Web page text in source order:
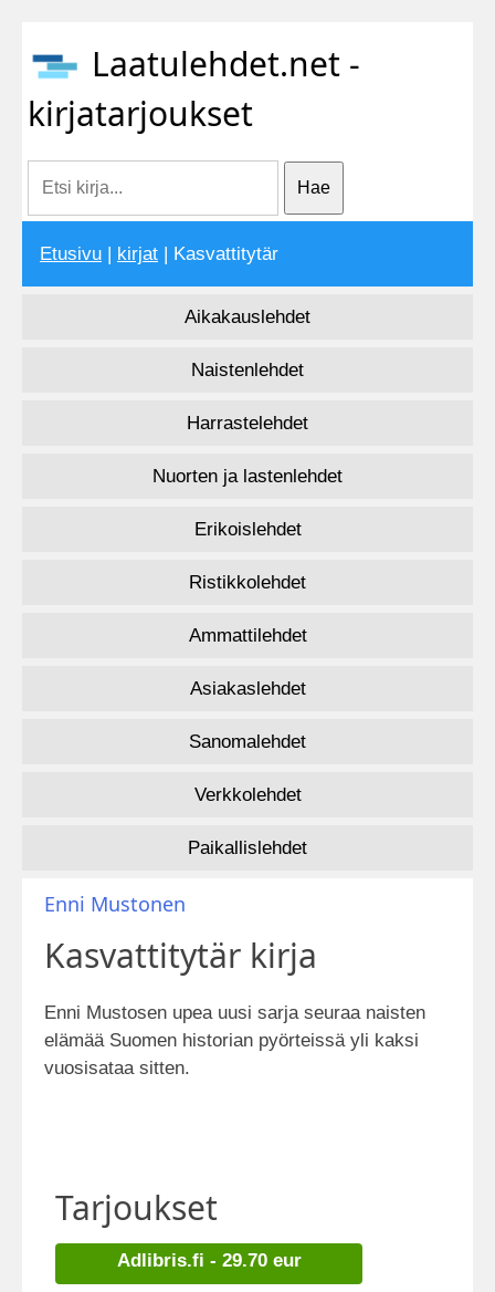
Laatulehdet.net -
kirjatarjoukset
Etusivu kirjat | Kasvattitytär
Aikakauslehdet
Naistenlehdet
Harrastelehdet
Nuorten ja lastenlehdet
Erikoislehdet
Ristikkolehdet
Ammattilehdet
Asiakaslehdet
Sanomalehdet
Verkkolehdet
Paikallislehdet
Enni Mustonen
Kasvattitytär kirja
Enni Mustosen upea uusi sarja seuraa naisten
elämää Suomen historian pyörteissä yli kaksi
vuosisataa sitten.
Tarjoukset
Adlibris.fi - 29.70 eur